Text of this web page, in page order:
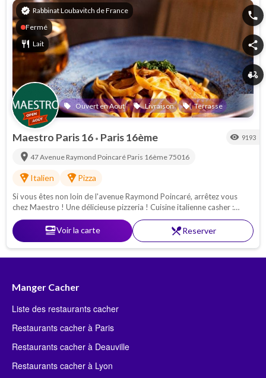
verified Rabbinat Loubavitch de France
Fermé
restaurant Lait
local_offer Ouvert en Aout local_offer Livraison local_offer Terrasse
phone
share
delivery_dining
Maestro Paris 16 • Paris 16ème visibility 9193
location_on 47 Avenue Raymond Poincaré Paris 16ème75016
local_pizzaItalien local_pizzaPizza
Si vous êtes non loin de l'avenue Raymond Poincaré, arrêtez vous
chez Maestro ! Une délicieuse pizzeria ! Cuisine italienne casher :
Pâtes - pizzas - antipasti. Proche de la Porte Maillot
set_mealVoir la carte restaurant_menuReserver
Manger Cacher
Liste des restaurants cacher
Restaurants cacher à Paris
Restaurants cacher à Deauville
Restaurants cacher à Lyon